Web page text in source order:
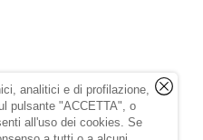
analitici e di profilazione,
pulsante "ACCETTA", o
all'uso dei cookies. Se